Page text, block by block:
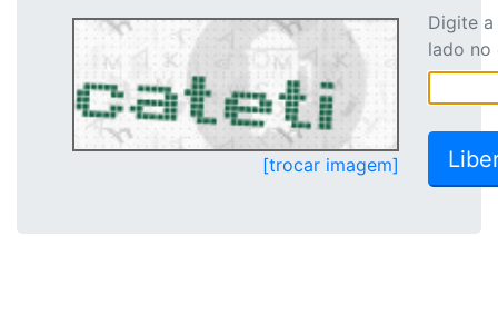
[trocar imagem]
Digite
lado no